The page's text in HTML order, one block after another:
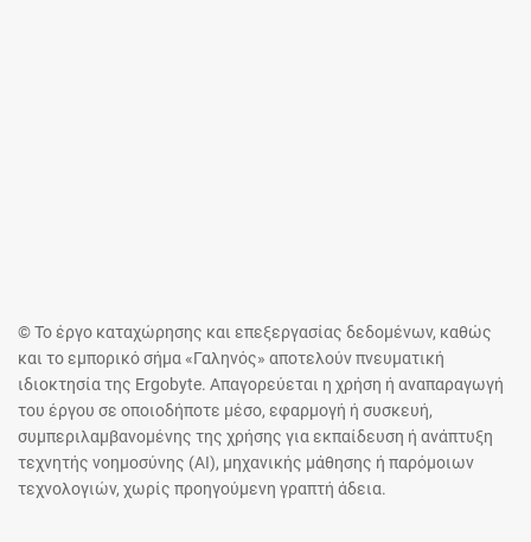
© Το έργο καταχώρησης και επεξεργασίας δεδομένων, καθώς
και το εμπορικό σήμα «Γαληνός» αποτελούν πνευματική
ιδιοκτησία της Ergobyte. Απαγορεύεται η χρήση ή αναπαραγωγή
του έργου σε οποιοδήποτε μέσο, εφαρμογή ή συσκευή,
συμπεριλαμβανομένης της χρήσης για εκπαίδευση ή ανάπτυξη
τεχνητής νοημοσύνης (AI), μηχανικής μάθησης ή παρόμοιων
τεχνολογιών, χωρίς προηγούμενη γραπτή άδεια.